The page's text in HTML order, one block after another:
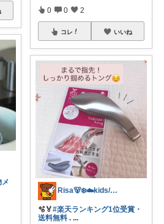
メ
0 0 2
コレ いいね
Risa🐻‍❄️☁️kids/ママ用品
🫧🏅#楽天ランキング1位受賞・
送料無料 . ...